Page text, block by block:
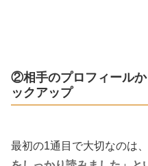
②相手のプロフィール
ックアップ
最初の1通目で大切なのは、